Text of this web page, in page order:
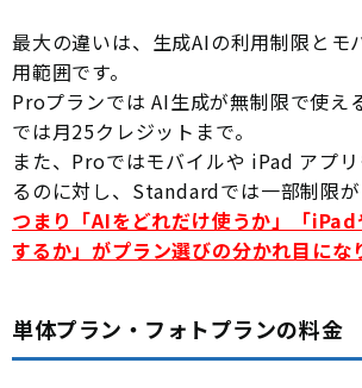
最大の違いは、生成AIの利用制限とモ
用範囲です。
Proプランでは AI生成が無制限で使え
では月25クレジットまで。
また、Proではモバイルや iPad アプ
るのに対し、Standardでは一部制限が
つまり「AIをどれだけ使うか」「
するか」がプラン選びの分かれ目にな
単体プラン・フォトプランの料金